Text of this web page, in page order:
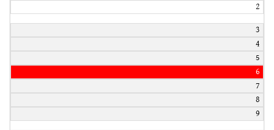
2
3
4
5
6
7
8
9